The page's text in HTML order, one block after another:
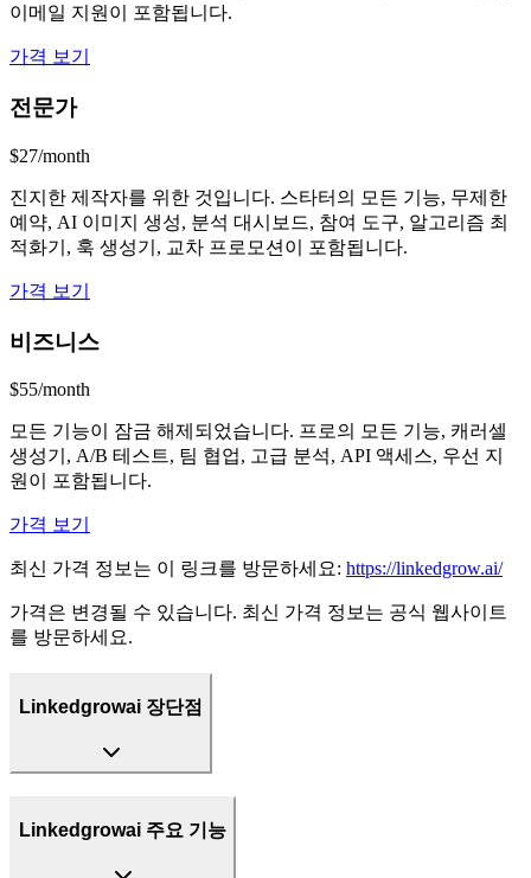
이메일 지원이 포함됩니다.
가격 보기
전문가
$27/month
진지한 제작자를 위한 것입니다. 스타터의 모든 기능, 무제한
예약, AI 이미지 생성, 분석 대시보드, 참여 도구, 알고리즘 최
적화기, 훅 생성기, 교차 프로모션이 포함됩니다.
가격 보기
비즈니스
$55/month
모든 기능이 잠금 해제되었습니다. 프로의 모든 기능, 캐러셀
생성기, A/B 테스트, 팀 협업, 고급 분석, API 액세스, 우선 지
원이 포함됩니다.
가격 보기
최신 가격 정보는 이 링크를 방문하세요: https://linkedgrow.ai/
가격은 변경될 수 있습니다. 최신 가격 정보는 공식 웹사이트
를 방문하세요.
Linkedgrowai 장단점
Linkedgrowai 주요 기능